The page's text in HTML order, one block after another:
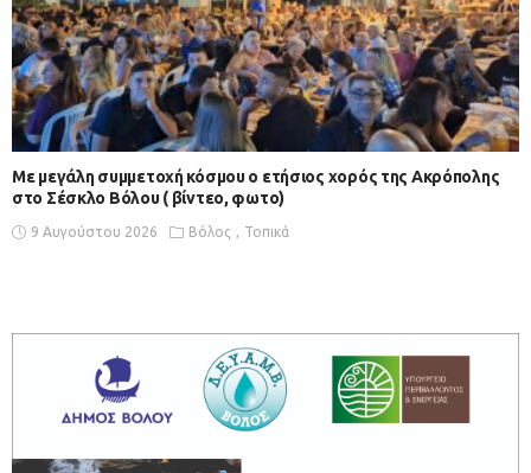
Με μεγάλη συμμετοχή κόσμου ο ετήσιος χορός της Ακρόπολης
στο Σέσκλο Βόλου ( βίντεο, φωτο)
9 Αυγούστου 2026 Βόλος Τοπικά